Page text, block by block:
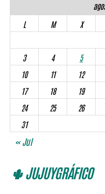
L
M X
3
4 5
10
11 12
17
18 19
24
25 26
31
« Jul
🌵 JUJUYGRÁFICO